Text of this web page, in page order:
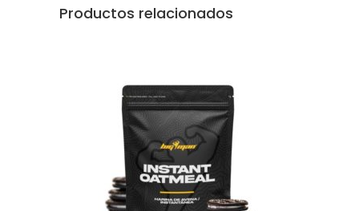
Productos relacionados
AÑADIR AL CARRITO